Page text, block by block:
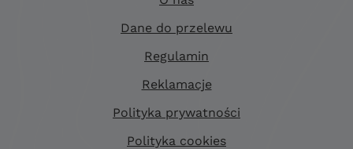
Dane do przelewu
Regulamin
Reklamacje
Polityka prywatności
Polityka cookies